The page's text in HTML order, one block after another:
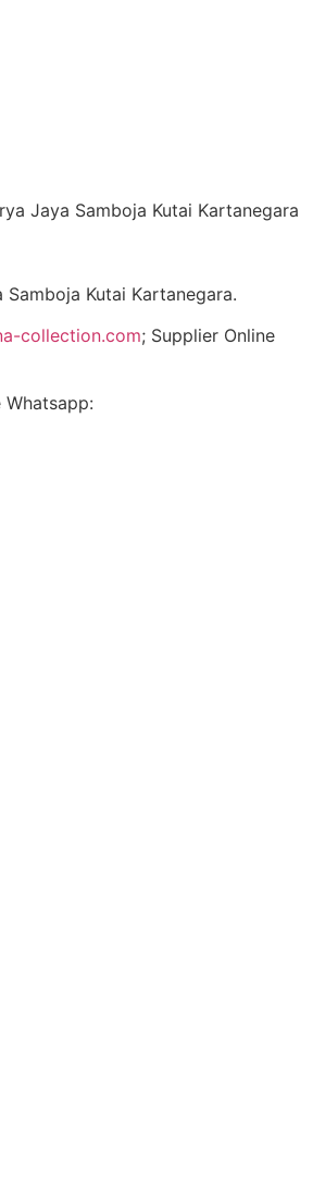
Kutai Kartanegara.
collection.com; Supplier Online